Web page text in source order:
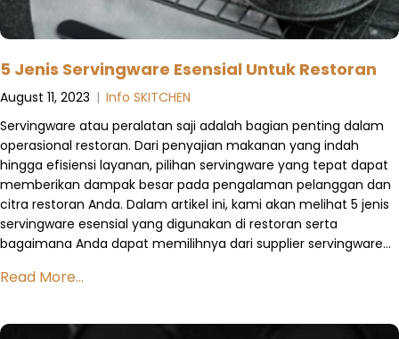
5 Jenis Servingware Esensial Untuk Restoran
August 11, 2023 | Info SKITCHEN
Servingware atau peralatan saji adalah bagian penting dalam
operasional restoran. Dari penyajian makanan yang indah
hingga efisiensi layanan, pilihan servingware yang tepat dapat
memberikan dampak besar pada pengalaman pelanggan dan
citra restoran Anda. Dalam artikel ini, kami akan melihat 5 jenis
servingware esensial yang digunakan di restoran serta
bagaimana Anda dapat memilihnya dari supplier servingware…
Read More...